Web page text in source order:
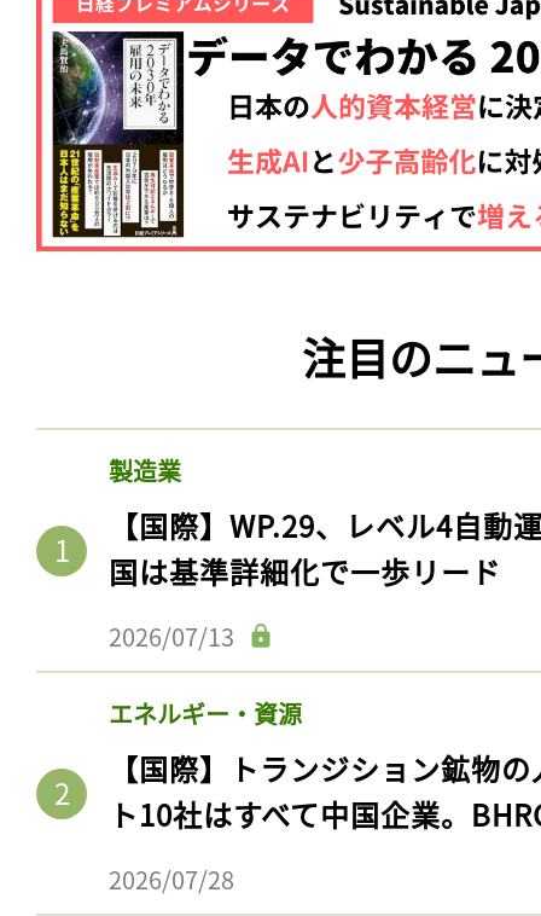
注目のニュ
製造業
【国際】WP.29、レベル4自動
国は基準詳細化で一歩リード
2026/07/13
エネルギー・資源
【国際】トランジション鉱物
ト10社はすべて中国企業。
2026/07/28